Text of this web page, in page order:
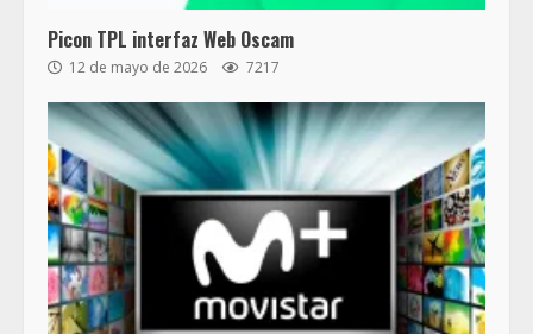
Picon TPL interfaz Web Oscam
12 de mayo de 2026 7217